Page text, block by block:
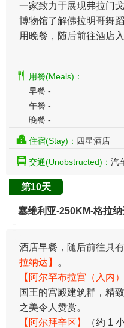
一家致力于展现弗拉门
博物馆了解佛拉明哥舞
用晚餐，随后前往酒店入
用餐(Meals)：
早餐 -
午餐 -
晚餐 -
住宿(Stay)： 四星酒店
交通(Unobstructed)： 汽
第10天
塞维利亚-250KM-格拉纳
酒店早餐，随后前往具
拉纳达】
。
【阿尔罕布拉宫（入内）
国王的宫殿建筑群，精
之美令人赞赏。
【阿尔拜辛区】
（约 1